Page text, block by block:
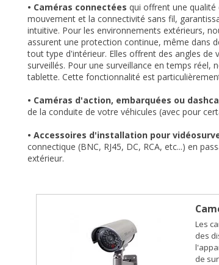
• Caméras connectées qui offrent une qualité
mouvement et la connectivité sans fil,
intuitive. Pour les environnements extérieurs,
assurent une protection continue, même dans
tout type d'intérieur. Elles offrent des angles
surveillés. Pour une surveillance en temps
tablette. Cette fonctionnalité est
• Caméras d'action, embarquées ou
de la conduite de votre véhicules (avec pour
• Accessoires d'installation pour
connectique (BNC, RJ45, DC, RCA, etc...) en
extérieur.
Les
des
de